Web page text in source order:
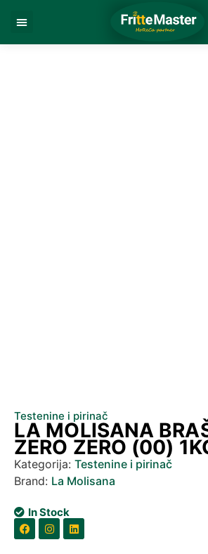
Testenine i pirinač
LA MOLISANA
ZERO ZERO (00)
Kategorija: Testenine i pirinač
Brand: La Molisana
In Stock